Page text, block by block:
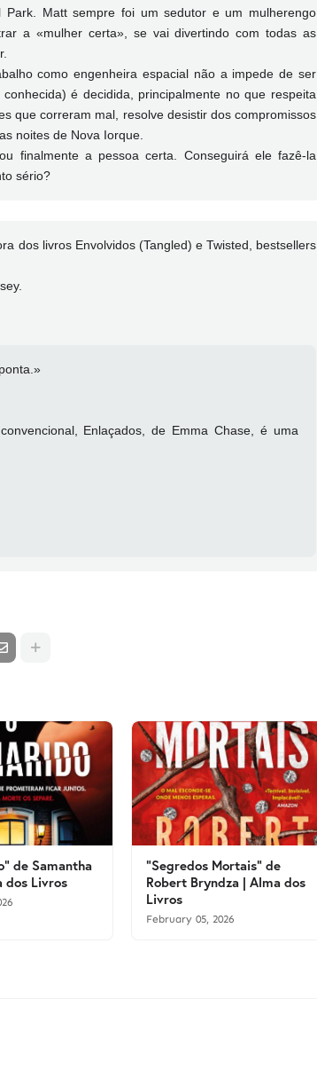
Matt sempre foi um sedutor e um mulherengo
a «mulher certa», se vai divertindo com todas as
como engenheira espacial não a impede de ser
é decidida, principalmente no que respeita
que correram mal, resolve desistir dos compromissos
noites de Nova Iorque.
finalmente a pessoa certa. Conseguirá ele fazê-la
sério?
dos livros Envolvidos (Tangled) e Twisted, bestsellers
Enlaçados, de Emma Chase, é uma
de Samantha
dos Livros
"Segredos Mortais" de
Robert Bryndza | Alma dos
Livros
February 05, 2026